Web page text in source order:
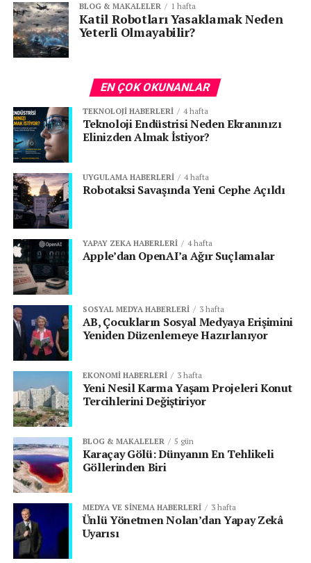
BLOG & MAKALELER 1 hafta
Katil Robotları Yasaklamak Neden
Yeterli Olmayabilir?
EN ÇOK OKUNANLAR
TEKNOLOJI HABERLERI 4 hafta
Teknoloji Endüstrisi Neden Ekranınızı
Elinizden Almak İstiyor?
UYGULAMA HABERLERI 4 hafta
Robotaksi Savaşında Yeni Cephe Açıldı
YAPAY ZEKA HABERLERI 4 hafta
Apple’dan OpenAI’a Ağır Suçlamalar
SOSYAL MEDYA HABERLERI 3 hafta
AB, Çocukların Sosyal Medyaya Erişimini
Yeniden Düzenlemeye Hazırlanıyor
EKONOMI HABERLERI 3 hafta
Yeni Nesil Karma Yaşam Projeleri Konut
Tercihlerini Değiştiriyor
BLOG & MAKALELER 5 gün
Karaçay Gölü: Dünyanın En Tehlikeli
Göllerinden Biri
MEDYA VE SINEMA HABERLERI 3 hafta
Ünlü Yönetmen Nolan’dan Yapay Zekâ
Uyarısı